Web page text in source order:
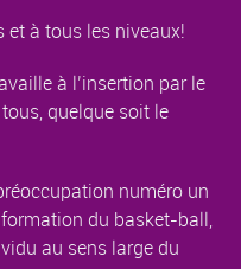
et à tous les niveaux!
à l’insertion par le
quelque soit le
numéro un
du basket-ball,
au sens large du